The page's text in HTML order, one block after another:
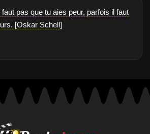
pas que tu aies peur, parfois il faut
[Oskar Schell]